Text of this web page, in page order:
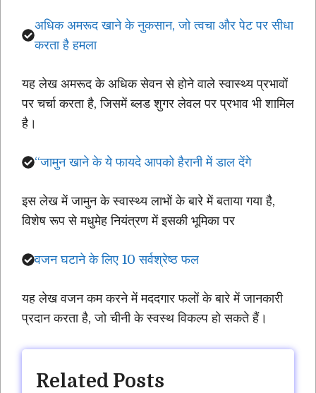
अधिक अमरूद खाने के नुकसान, जो त्वचा और पेट पर सीधा
करता है हमला
यह लेख अमरूद के अधिक सेवन से होने वाले स्वास्थ्य प्रभावों
पर चर्चा करता है, जिसमें ब्लड शुगर लेवल पर प्रभाव भी शामिल
है।
“जामुन खाने के ये फायदे आपको हैरानी में डाल देंगे
इस लेख में जामुन के स्वास्थ्य लाभों के बारे में बताया गया है,
विशेष रूप से मधुमेह नियंत्रण में इसकी भूमिका पर
वजन घटाने के लिए 10 सर्वश्रेष्ठ फल
यह लेख वजन कम करने में मददगार फलों के बारे में जानकारी
प्रदान करता है, जो चीनी के स्वस्थ विकल्प हो सकते हैं।
Related Posts